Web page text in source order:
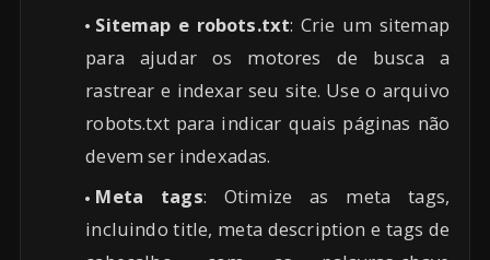
Sitemap e robots.txt: Crie um sitemap
para ajudar os motores de busca a
rastrear e indexar seu site. Use o arquivo
robots.txt para indicar quais páginas não
devem ser indexadas.
Meta tags: Otimize as meta tags,
incluindo title, meta description e tags de